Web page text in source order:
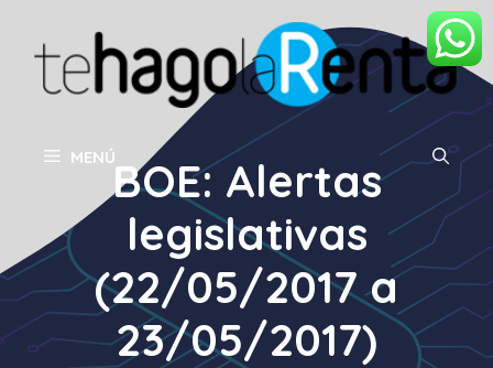
contenido
MENÚBOE: Alertas
legislativas
(22/05/2017 a
23/05/2017)